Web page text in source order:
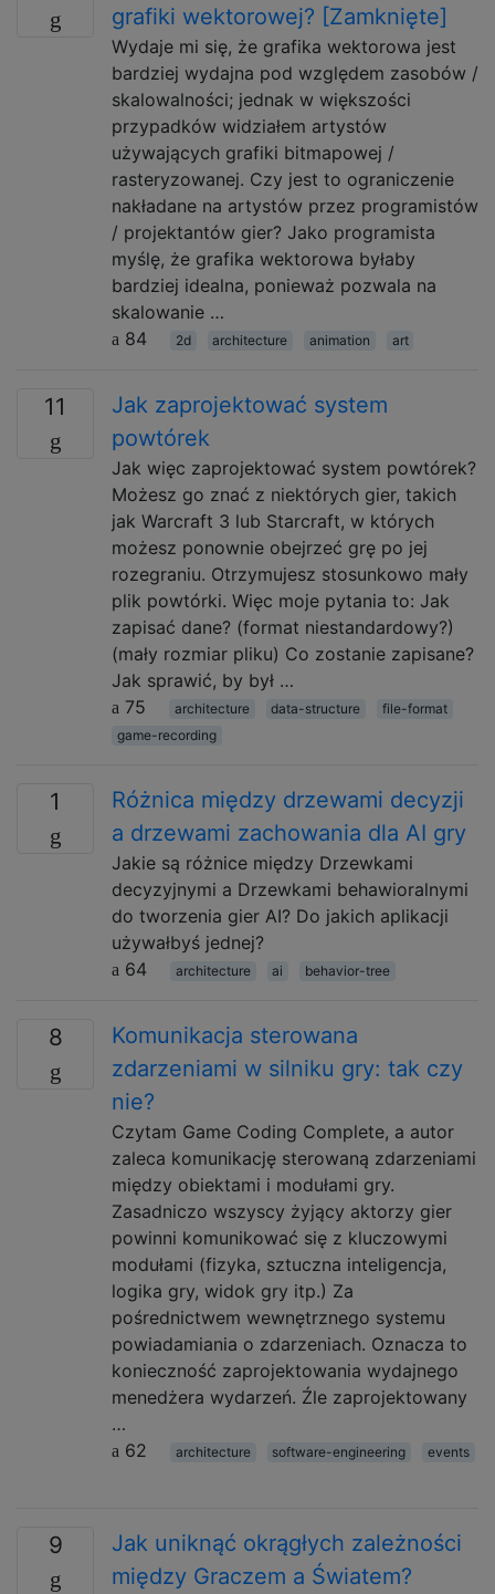
grafiki wektorowej? [Zamknięte]
Wydaje mi się, że grafika wektorowa jest
bardziej wydajna pod względem zasobów /
skalowalności; jednak w większości
przypadków widziałem artystów
używających grafiki bitmapowej /
rasteryzowanej. Czy jest to ograniczenie
nakładane na artystów przez programistów
/ projektantów gier? Jako programista
myślę, że grafika wektorowa byłaby
bardziej idealna, ponieważ pozwala na
skalowanie …
84
2d architecture animation art
11
Jak zaprojektować system
powtórek
Jak więc zaprojektować system powtórek?
Możesz go znać z niektórych gier, takich
jak Warcraft 3 lub Starcraft, w których
możesz ponownie obejrzeć grę po jej
rozegraniu. Otrzymujesz stosunkowo mały
plik powtórki. Więc moje pytania to: Jak
zapisać dane? (format niestandardowy?)
(mały rozmiar pliku) Co zostanie zapisane?
Jak sprawić, by był …
75
architecture data-structure
file-format
game-recording
1
Różnica między drzewami decyzji
a drzewami zachowania dla AI gry
Jakie są różnice między Drzewkami
decyzyjnymi a Drzewkami behawioralnymi
do tworzenia gier AI? Do jakich aplikacji
używałbyś jednej?
64
architecture ai behavior-tree
8
Komunikacja sterowana
zdarzeniami w silniku gry: tak czy
nie?
Czytam Game Coding Complete, a autor
zaleca komunikację sterowaną zdarzeniami
między obiektami i modułami gry.
Zasadniczo wszyscy żyjący aktorzy gier
powinni komunikować się z kluczowymi
modułami (fizyka, sztuczna inteligencja,
logika gry, widok gry itp.) Za
pośrednictwem wewnętrznego systemu
powiadamiania o zdarzeniach. Oznacza to
konieczność zaprojektowania wydajnego
menedżera wydarzeń. Źle zaprojektowany
…
62
architecture software-engineering events
9
Jak uniknąć okrągłych zależności
między Graczem a Światem?